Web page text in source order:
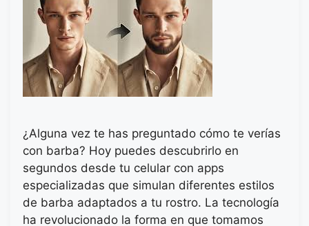
¿Alguna vez te has preguntado cómo te verías
con barba? Hoy puedes descubrirlo en
segundos desde tu celular con apps
especializadas que simulan diferentes estilos
de barba adaptados a tu rostro. La tecnología
ha revolucionado la forma en que tomamos